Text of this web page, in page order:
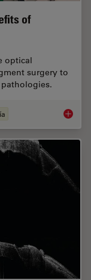
of
optical
surgery to